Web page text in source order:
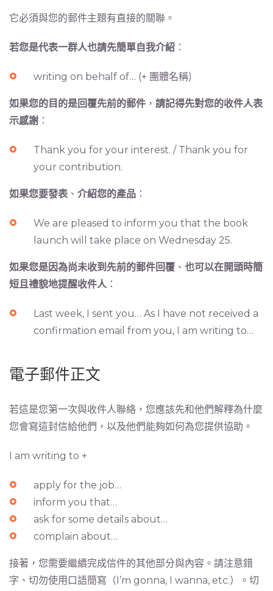
它必須與您的郵件主題有直接的關聯。
若您是代表一群人也請先簡單自我介紹 ：
writing on behalf of… (+ 團體名稱)
如果您的目的是回覆先前的郵件 ， 請記得先對您的收件人表
示感謝 ：
Thank you for your interest. / Thank you for
your contribution.
如果您要發表 、 介紹您的產品 ：
We are pleased to inform you that the book
launch will take place on Wednesday 25.
如果您是因為尚未收到先前的郵件回覆 、 也可以在開頭時簡
短且禮貌地提醒收件人 ：
Last week, I sent you… As I have not received a
confirmation email from you, I am writing to…
電子郵件正文
若這是您第一次與收件人聯絡，您應該先和他們解釋為什麼
您會寫這封信給他們，以及他們能夠如何為您提供協助。
I am writing to +
apply for the job…
inform you that…
ask for some details about…
complain about…
接著，您需要繼續完成信件的其他部分與內容。請注意錯
字、切勿使用口語簡寫（I’m gonna, I wanna, etc.）。切